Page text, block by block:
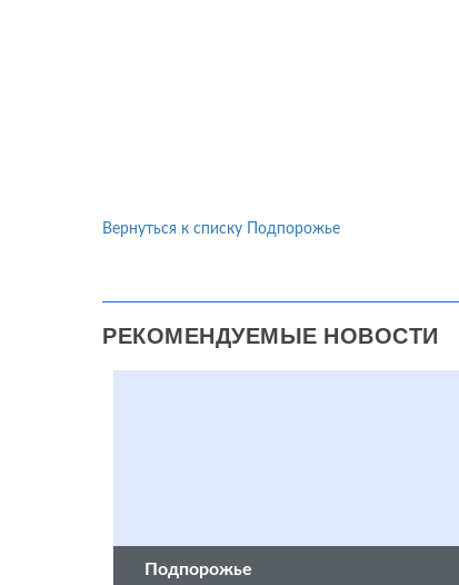
Вернуться к списку Подпорожье
РЕКОМЕНДУЕМЫЕ НОВОСТИ
Подпорожье